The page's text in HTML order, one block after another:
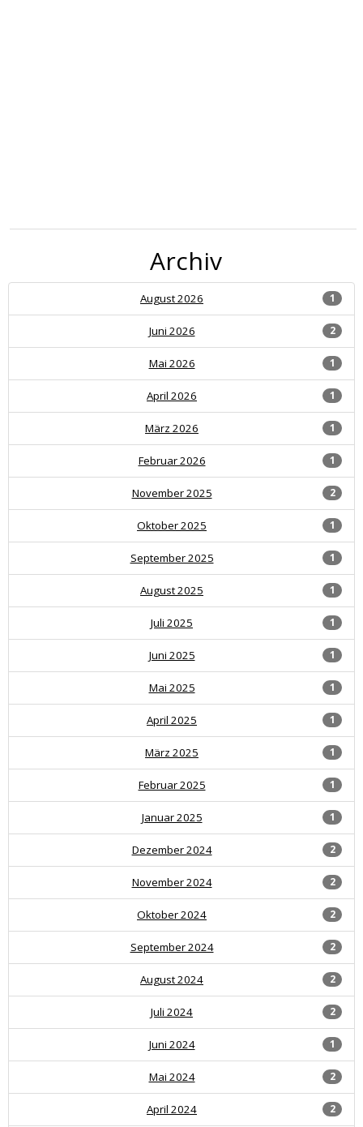
Archiv
1
August 2026
2
Juni 2026
1
Mai 2026
1
April 2026
1
März 2026
1
Februar 2026
2
November 2025
1
Oktober 2025
1
September 2025
1
August 2025
1
Juli 2025
1
Juni 2025
1
Mai 2025
1
April 2025
1
März 2025
1
Februar 2025
1
Januar 2025
2
Dezember 2024
2
November 2024
2
Oktober 2024
2
September 2024
2
August 2024
2
Juli 2024
1
Juni 2024
2
Mai 2024
2
April 2024